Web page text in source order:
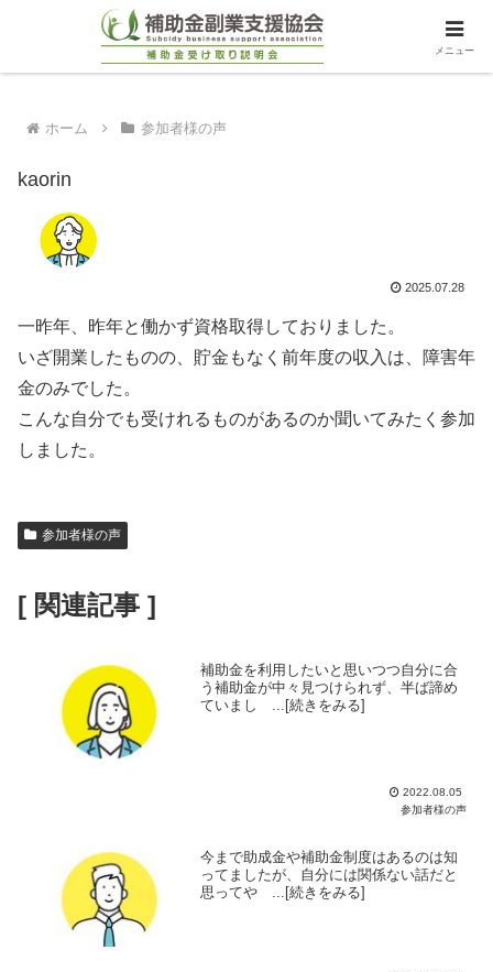
ホーム 参加者様の声
kaorin
2025.07.28
一昨年、昨年と働かず資格取得しておりました。
いざ開業したものの、貯金もなく前年度の収入は、障害年
金のみでした。
こんな自分でも受けれるものがあるのか聞いてみたく参加
しました。
参加者様の声
[ 関連記事 ]
補助金を利用したいと思いつつ自分に合
う補助金が中々見つけられず、半ば諦め
ていまし ...[続きをみる]
2022.08.05
参加者様の声
今まで助成金や補助金制度はあるのは知
ってましたが、自分には関係ない話だと
思ってや ...[続きをみる]
メニュー